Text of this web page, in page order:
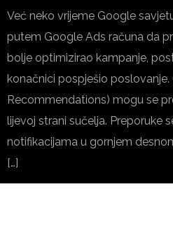
Već neko vrijeme Google
putem Google Ads računa da
bolje optimizirao kampanje,
konačnici pospješio
Recommendations) mogu se
lijevoj strani sučelja. Preporuke
notifikacijama u gornjem
[…]